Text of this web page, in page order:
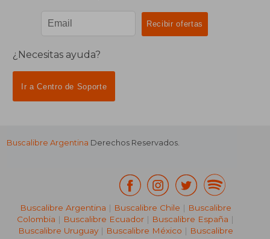
¿Necesitas ayuda?
Ir a Centro de Soporte
Buscalibre Argentina Derechos Reservados.
Buscalibre Argentina | Buscalibre Chile | Buscalibre
Colombia | Buscalibre Ecuador | Buscalibre España |
Buscalibre Uruguay| Buscalibre México | Buscalibre